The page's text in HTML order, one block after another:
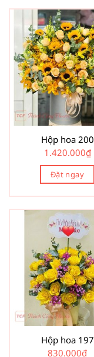
Hộp hoa 200
1.420.000₫
Đặt ngay
Hộp hoa 197
830.000₫